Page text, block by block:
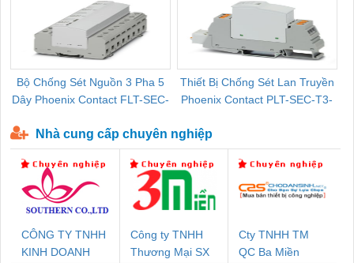
Bộ Chống Sét Nguồn 3 Pha 5
Dây Phoenix Contact FLT-SEC-
Thiết Bị Chống Sét Lan Truyền
Phoenix Contact PLT-SEC-T3-
Nhà cung cấp chuyên nghiệp
CÔNG TY TNHH
KINH DOANH
Công ty TNHH
Thương Mại SX
Cty TNHH TM
QC Ba Miền